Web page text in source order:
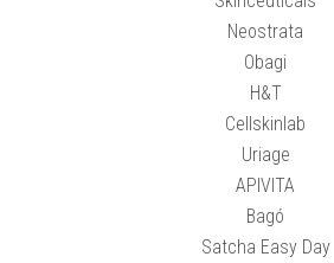
Neostrata
Obagi
H&T
Cellskinlab
Uriage
APIVITA
Bagó
Satcha Easy Day